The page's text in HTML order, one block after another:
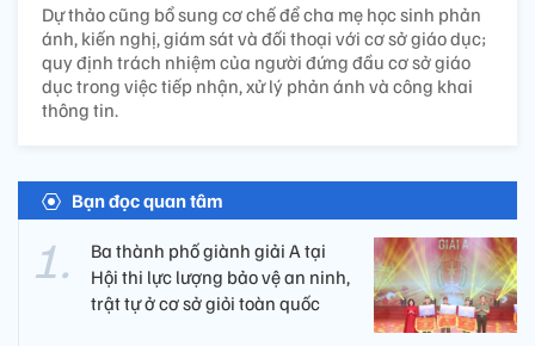
Dự thảo cũng bổ sung cơ chế để cha mẹ học sinh phản
ánh, kiến nghị, giám sát và đối thoại với cơ sở giáo dục;
quy định trách nhiệm của người đứng đầu cơ sở giáo
dục trong việc tiếp nhận, xử lý phản ánh và công khai
thông tin.
Bạn đọc quan tâm
Ba thành phố giành giải A tại
Hội thi lực lượng bảo vệ an ninh,
trật tự ở cơ sở giỏi toàn quốc